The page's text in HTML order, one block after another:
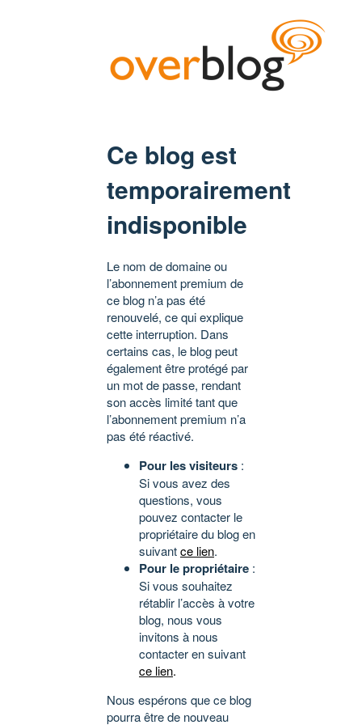
Ce blog est
temporairement
indisponible
Le nom de domaine ou
l’abonnement premium de
ce blog n’a pas été
renouvelé, ce qui explique
cette interruption. Dans
certains cas, le blog peut
également être protégé par
un mot de passe, rendant
son accès limité tant que
l’abonnement premium n’a
pas été réactivé.
Pour les visiteurs :
Si vous avez des
questions, vous
pouvez contacter le
propriétaire du blog en
suivantce lien.
Pour le propriétaire :
Si vous souhaitez
rétablir l’accès à votre
blog, nous vous
invitons à nous
contacter en suivant
ce lien.
Nous espérons que ce blog
pourra être de nouveau